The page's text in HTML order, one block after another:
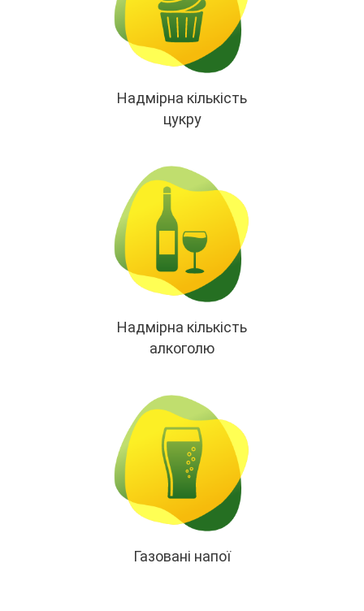
Надмірна кількість
цукру
Надмірна кількість
алкоголю
Газовані напої